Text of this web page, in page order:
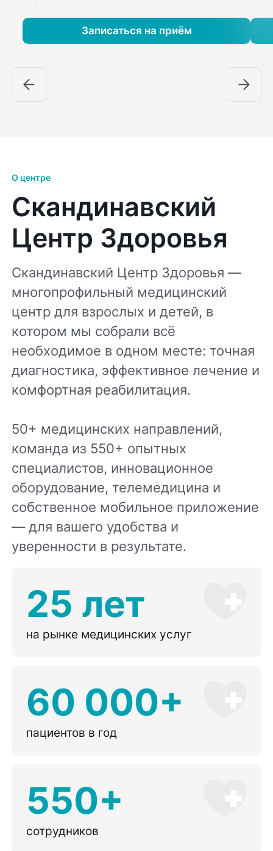
Записаться на приём
О центре
Скандинавский
Центр Здоровья
Скандинавский Центр Здоровья —
многопрофильный медицинский
центр для взрослых и детей, в
котором мы собрали всё
необходимое в одном месте: точная
диагностика, эффективное лечение и
комфортная реабилитация.
50+ медицинских направлений,
команда из 550+ опытных
специалистов, инновационное
оборудование, телемедицина и
собственное мобильное приложение
— для вашего удобства и
уверенности в результате.
25 лет
на рынке медицинских услуг
60 000+
пациентов в год
550+
сотрудников